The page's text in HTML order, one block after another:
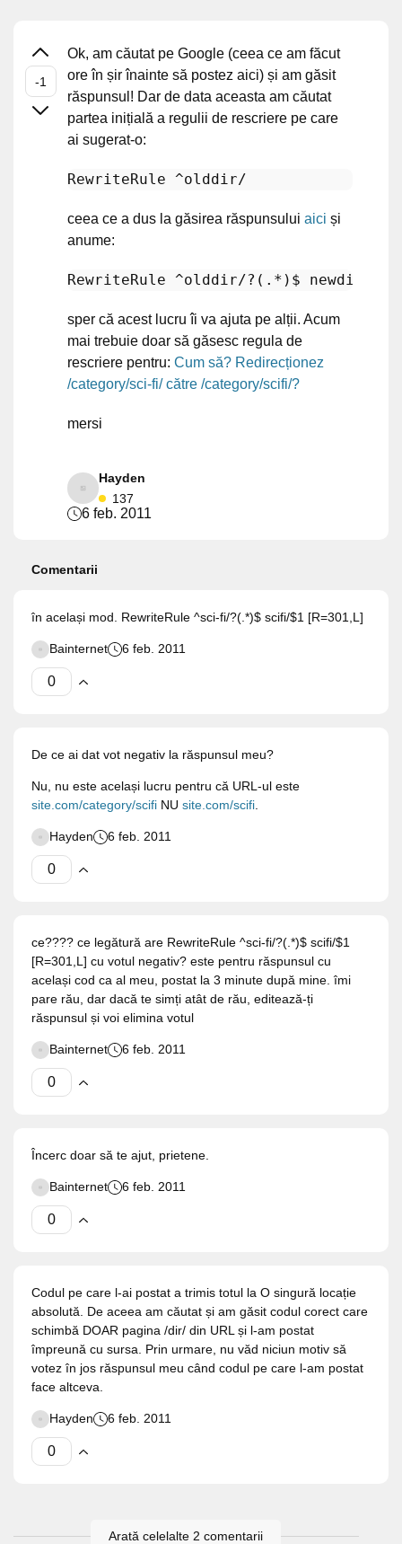
Ok, am căutat pe Google (ceea ce am făcut
ore în șir înainte să postez aici) și am găsit
răspunsul! Dar de data aceasta am căutat
partea inițială a regulii de rescriere pe care
ai sugerat-o:
ceea ce a dus la găsirea răspunsului aici și
anume:
RewriteRule ^olddir/?( .*) $ newdir/
sper că acest lucru îi va ajuta pe alții. Acum
mai trebuie doar să găsesc regula de
rescriere pentru: Cum să? Redirecționez
/category/sci-fi/ către /category/scifi/?
mersi
Hayden
137
6 feb. 2011
Comentarii
în același mod. RewriteRule ^sci-fi/?(.*)$ scifi/$1 [R=301,L]
Bainternet 6 feb. 2011
De ce ai dat vot negativ la răspunsul meu?
Nu, nu este același lucru pentru că URL-ul este
site.com/category/scifi NU site.com/scifi
Hayden 6 feb. 2011
ce???? ce legătură are RewriteRule ^sci-fi/?(.*)$ scifi/$1
[R=301,L] cu votul negativ? este pentru răspunsul cu
același cod ca al meu, postat la 3 minute după mine. îmi
pare rău, dar dacă te simți atât de rău, editează-ți
răspunsul și voi elimina votul
Bainternet 6 feb. 2011
Încerc doar să te ajut, prietene.
Bainternet 6 feb. 2011
Codul pe care l-ai postat a trimis totul la O singură locație
absolută. De aceea am căutat și am găsit codul corect care
schimbă DOAR pagina /dir/ din URL și l-am postat
împreună cu sursa. Prin urmare, nu văd niciun motiv să
votez în jos răspunsul meu când codul pe care l-am postat
face altceva.
Hayden 6 feb. 2011
Arată celelalte 2 comentarii